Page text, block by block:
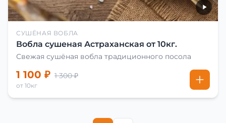
СУШЁНАЯ ВОБЛА
Вобла сушеная Астраханская от 10кг.
Свежая сушёная вобла традиционного посола
1 100 ₽ 1 300 ₽
от 10кг